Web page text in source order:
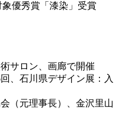
優秀賞「漆染」受賞
サロン、画廊で開催
、石川県デザイン展：入
（元理事長）、金沢里山